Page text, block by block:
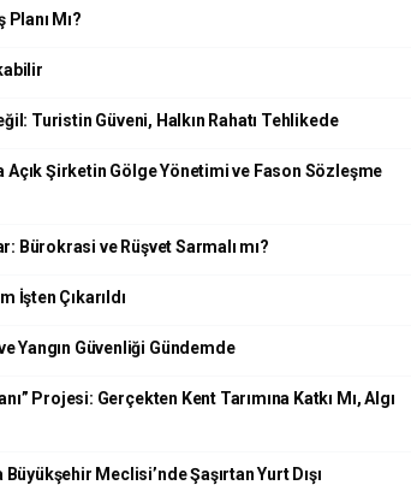
Mı?
Turistin Güveni, Halkın Rahatı Tehlikede
Açık Şirketin Gölge Yönetimi ve Fason Sözleşme
Bürokrasi ve Rüşvet Sarmalı mı?
İşten Çıkarıldı
Yangın Güvenliği Gündemde
Projesi: Gerçekten Kent Tarımına Katkı Mı, Algı
Meclisi’nde Şaşırtan Yurt Dışı